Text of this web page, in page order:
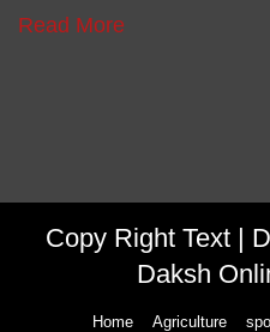
Read More
Copy Right Text |
Daksh
Home Agriculture